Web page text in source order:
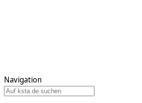
Navigation